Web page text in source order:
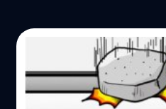
โปรดระวัง Apple
ง่าย แถมค่าเคลมเหยี